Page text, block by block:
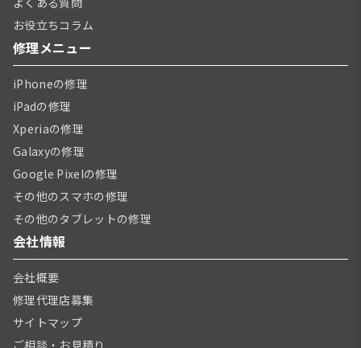
お役立ちコラム
修理メニュー
iPhoneの修理
iPadの修理
Xperiaの修理
Galaxyの修理
Google Pixelの修理
その他のスマホの修理
その他のタブレットの修理
会社情報
会社概要
修理代理店募集
サイトマップ